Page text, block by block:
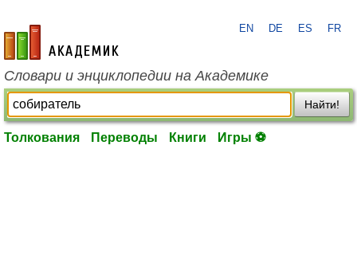
academic.ru
EN DE ES FR
Словари и энциклопедии на Академике
Найти!
Толкования Переводы Книги Игры ⚽